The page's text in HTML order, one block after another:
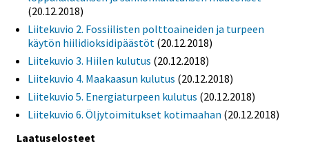
(20.12.2018)
Liitekuvio 2. Fossiilisten polttoaineiden ja turpeen
käytön hiilidioksidipäästöt (20.12.2018)
Liitekuvio 3. Hiilen kulutus (20.12.2018)
Liitekuvio 4. Maakaasun kulutus (20.12.2018)
Liitekuvio 5. Energiaturpeen kulutus (20.12.2018)
Liitekuvio 6. Öljytoimitukset kotimaahan (20.12.2018)
Laatuselosteet